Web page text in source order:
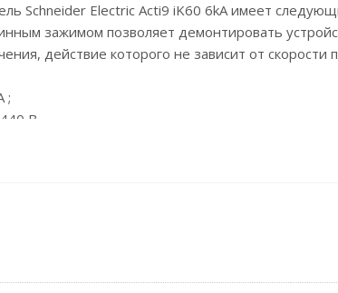
Schneider Electric Acti9 iK60 6kA имеет
зажимом позволяет демонтировать
действие которого не зависит от
;
В